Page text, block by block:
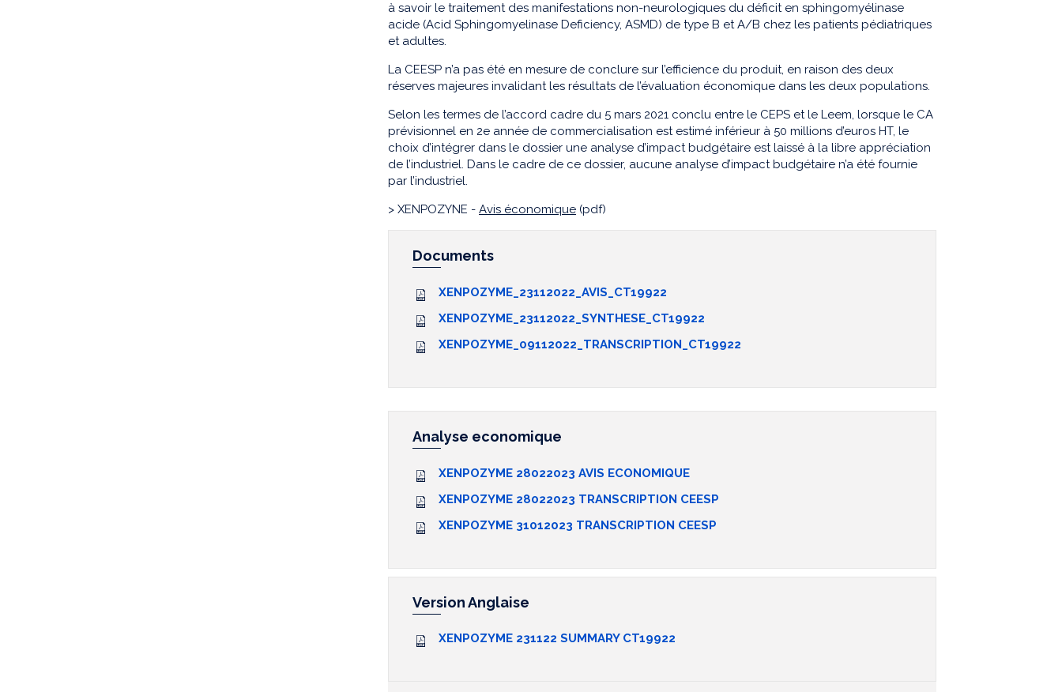
à savoir le traitement des manifestations non-neurologiques du déficit en sphingomyélinase
acide (Acid Sphingomyelinase Deficiency, ASMD) de type B et A/B chez les patients pédiatriques
et adultes.
La CEESP n’a pas été en mesure de conclure sur l’efficience du produit, en raison des deux
réserves majeures invalidant les résultats de l’évaluation économique dans les deux populations.
Selon les termes de l’accord cadre du 5 mars 2021 conclu entre le CEPS et le Leem, lorsque le CA
prévisionnel en 2e année de commercialisation est estimé inférieur à 50 millions d’euros HT, le
choix d’intégrer dans le dossier une analyse d’impact budgétaire est laissé à la libre appréciation
de l’industriel. Dans le cadre de ce dossier, aucune analyse d’impact budgétaire n’a été fournie
par l’industriel.
> XENPOZYNE - Avis économique (pdf)
Documents
XENPOZYME_23112022_AVIS_CT19922
XENPOZYME_23112022_SYNTHESE_CT19922
XENPOZYME_09112022_TRANSCRIPTION_CT19922
Analyse economique
XENPOZYME 28022023 AVIS ECONOMIQUE
XENPOZYME 28022023 TRANSCRIPTION CEESP
XENPOZYME 31012023 TRANSCRIPTION CEESP
Version Anglaise
XENPOZYME 231122 SUMMARY CT19922